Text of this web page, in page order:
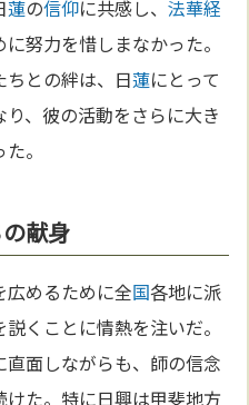
蓮の信仰に共感し、法華経
努力を惜しまなかった。
ちとの絆は、日蓮にとって
、彼の活動をさらに大き
。
献身
広めるために全国各地に派
くことに情熱を注いだ。
面しながらも、師の信念
た。特に日興は甲斐地方